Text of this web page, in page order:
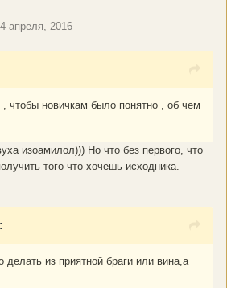
апреля, 2016
, чтобы новичкам было понятно , об чем
изоамилол))) Но что без первого, что
того что хочешь-исходника.
делать из приятной браги или вина,а